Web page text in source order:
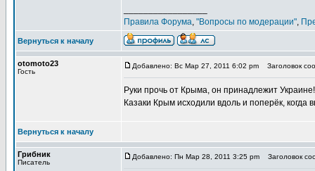
Правила Форума, "Вопросы по модерации",
Вернуться к началу
otomoto23
Гость
Добавлено: Вс Мар 27, 2011 6:02 pm Заголовок
Руки прочь от Крыма, он принадлежит
Казаки Крым исходили вдоль и поперёк, когда
Вернуться к началу
Грибник
Писатель
Добавлено: Пн Мар 28, 2011 3:25 pm Заголовок